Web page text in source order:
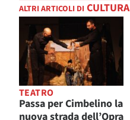
ALTRI ARTICOLI DI CULTURA
TEATRO
Passa per Cimbelino la
nuova strada dell’Opra